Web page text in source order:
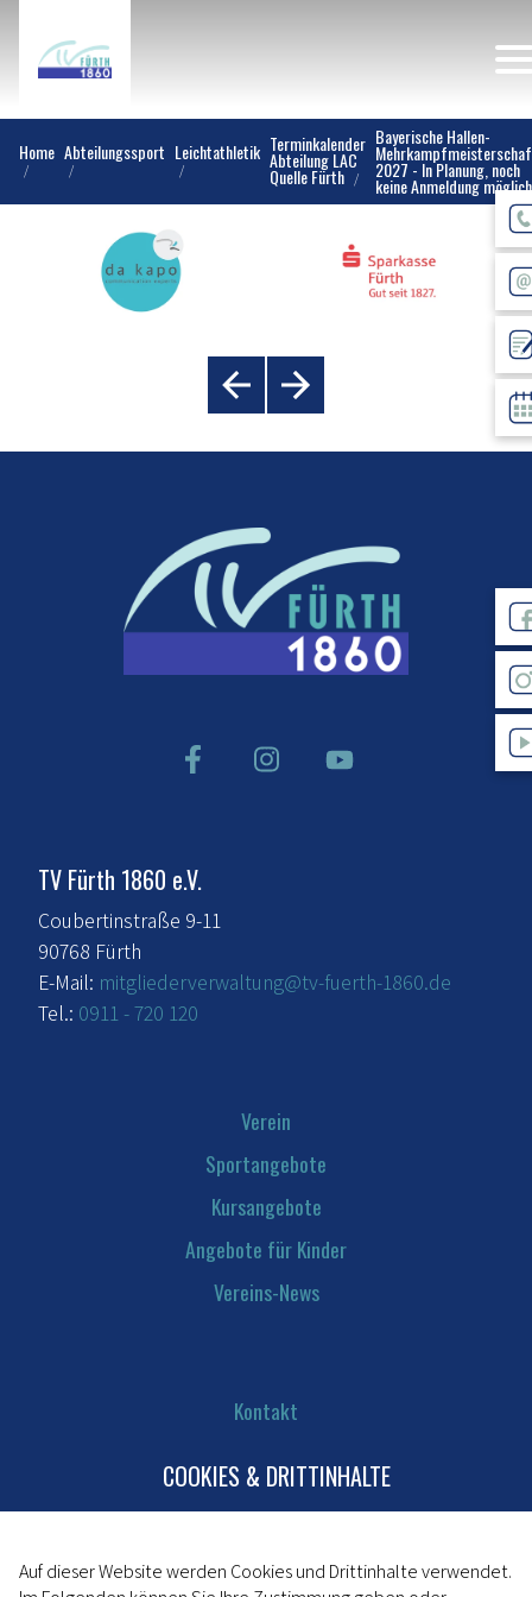
Home Abteilungssport Leichtathletik Terminkalender
Abteilung LAC
Quelle Fürth
Bayerische Hallen-
2027 - In Planung, noch
keine Anmeldung möglich
TV Fürth 1860 e.V.
Coubertinstraße 9-11
90768 Fürth
E-Mail: mitgliederverwaltung@tv-fuerth-1860.de
Tel.: 0911 - 720 120
Verein
Sportangebote
Kursangebote
Angebote für Kinder
Vereins-News
Kontakt
Impressum
COOKIES & DRITTINHALTE
Auf dieser Website werden Cookies und Drittinhalte verwendet.